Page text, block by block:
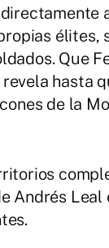
élites,
Que
hasta
de la
Andrés Leal